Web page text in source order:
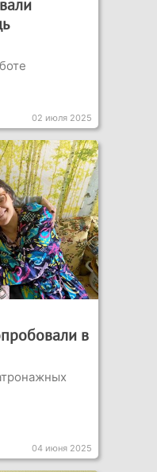
02 июля 2025
в
04 июня 2025